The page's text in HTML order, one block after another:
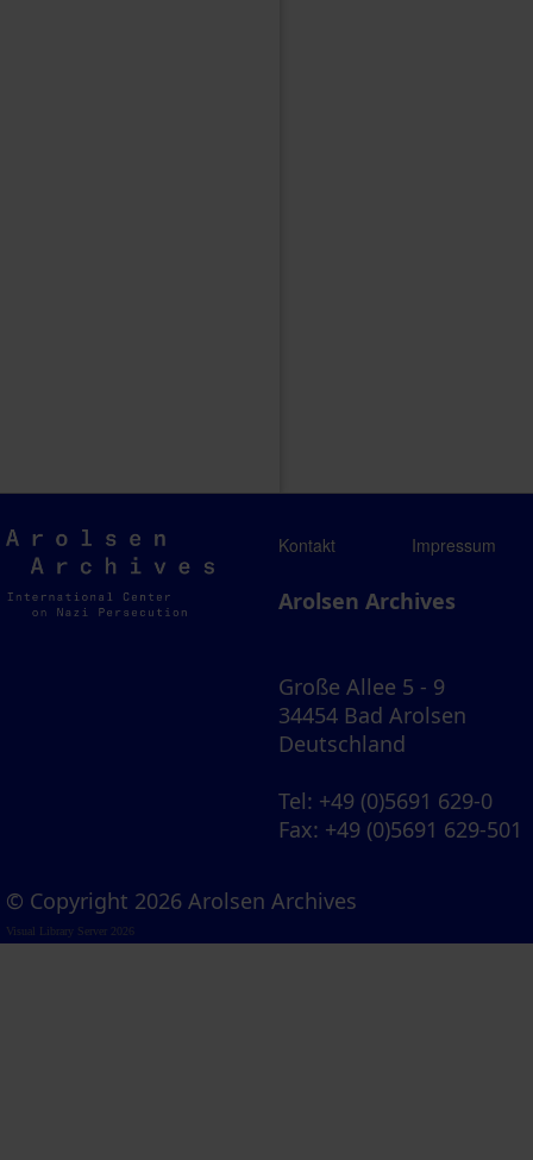
Arolsen
Archives
Kontakt Impressum
Arolsen Archives
Große Allee 5 - 9
34454 Bad Arolsen
Deutschland
Tel: +49 (0)5691 629-0
Fax: +49 (0)5691 629-501
© Copyright 2026 Arolsen Archives
Visual Library Server 2026